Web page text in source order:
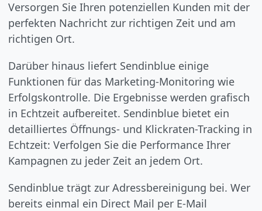
Versorgen Sie Ihren potenziellen Kunden mit der
perfekten Nachricht zur richtigen Zeit und am
richtigen Ort.
Darüber hinaus liefert Sendinblue einige
Funktionen für das Marketing-Monitoring wie
Erfolgskontrolle. Die Ergebnisse werden grafisch
in Echtzeit aufbereitet. Sendinblue bietet ein
detailliertes Öffnungs- und Klickraten-Tracking in
Echtzeit: Verfolgen Sie die Performance Ihrer
Kampagnen zu jeder Zeit an jedem Ort.
Sendinblue trägt zur Adressbereinigung bei. Wer
bereits einmal ein Direct Mail per E-Mail